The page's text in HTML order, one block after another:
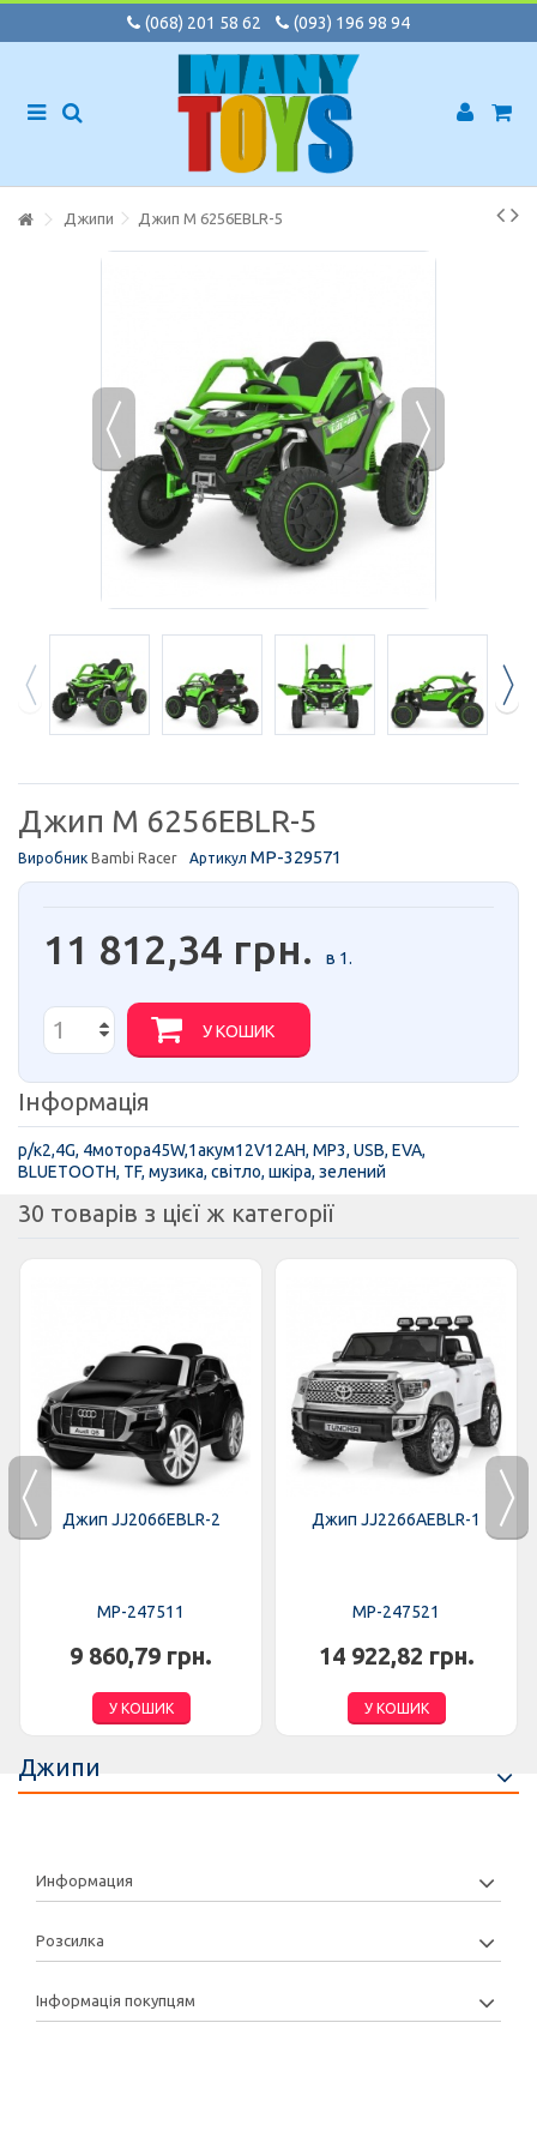
(068) 201 58 62 (093) 196 98 94
Джипи Джип M 6256EBLR-5
Джип M 6256EBLR-5
Виробник Bambi Racer Артикул MP-329571
11 812,34 грн. в 1.
У КОШИК
Інформація
р/к2,4G, 4мотора45W,1акум12V12AH, MP3, USB, EVA,
BLUETOOTH, TF, музика, світло, шкіра, зелений
30 товарів з цієї ж категорії
Джип JJ2066EBLR-2
MP-247511
9 860,79 грн.
У КОШИК
Джип JJ2266AEBLR-1
MP-247521
14 922,82 грн.
У КОШИК
Джипи
Информация
Розсилка
Інформація покупцям